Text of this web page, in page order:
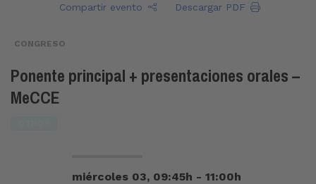
Compartir evento Descargar PDF
CONGRESO
Ponente principal + presentaciones orales –
MeCCE
miércoles 03, 09:45h - 11:00h